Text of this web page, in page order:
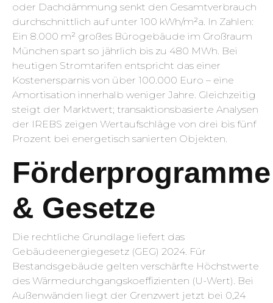
oder Dachdämmung senkt den Gesamtverbrauch
durchschnittlich auf unter 100 kWh/m²a. In Zahlen:
Ein 8.000 m² großes Bürogebäude im Großraum
München spart so jährlich bis zu 480 MWh. Bei
heutigen Stromtarifen entspricht das einer
Kostenersparnis von über 100.000 Euro – eine
Amortisation innerhalb weniger Jahre. Gleichzeitig
steigt der Marktwert; transaktionsbasierte Analysen
der IREBS zeigen Wertaufschläge von drei bis fünf
Prozent bei energetisch sanierten Objekten.
Förderprogramme
& Gesetze
Die rechtliche Grundlage liefert das
Gebäudeenergiegesetz (GEG) 2024. Für
Bestandsgebäude gelten verschärfte Höchstwerte
des Wärmedurchgangskoeffizienten (U-Wert). Bei
Außenwänden liegt der Grenzwert jetzt bei 0,24